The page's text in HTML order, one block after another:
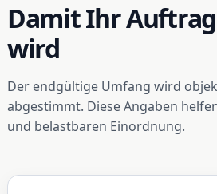
Damit Ihr
wird
Der endgültige Umfang wird
abgestimmt. Diese Angaben
und belastbaren Einordnung.